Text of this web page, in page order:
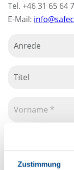
Zustimmung
Tel. +46 31 65 64
E-Mail:
Anrede
Titel